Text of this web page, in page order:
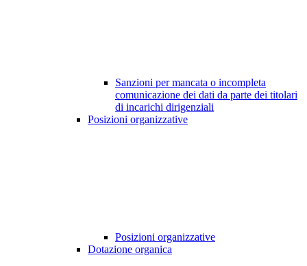
Sanzioni per mancata o incompleta
comunicazione dei dati da parte dei titolari
di incarichi dirigenziali
Posizioni organizzative
Posizioni organizzative
Dotazione organica